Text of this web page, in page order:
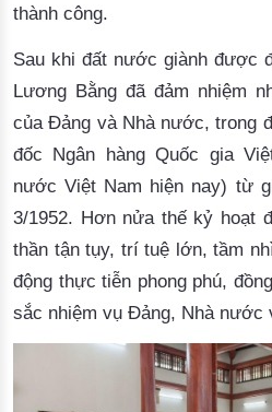
thành công.
Sau khi đất nước giành được
Lương Bằng đã đảm nhiệm
của Đảng và Nhà nước, trong
đốc Ngân hàng Quốc gia
nước Việt Nam hiện nay) từ
3/1952. Hơn nửa thế kỷ hoạt
thần tận tụy, trí tuệ lớn, tầm
động thực tiễn phong phú,
sắc nhiệm vụ Đảng, Nhà nước